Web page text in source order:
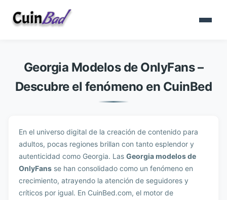
Georgia Modelos de OnlyFans –
Descubre el fenómeno en CuinBed
En el universo digital de la creación de contenido para
adultos, pocas regiones brillan con tanto esplendor y
autenticidad como Georgia. Las Georgia modelos de
OnlyFans se han consolidado como un fenómeno en
crecimiento, atrayendo la atención de seguidores y
críticos por igual. En CuinBed.com, el motor de